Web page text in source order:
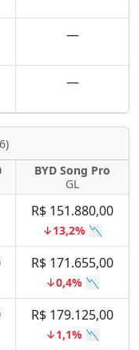
—
—
BYD Song Pro
GL
R$ 151.880,00
↓13,2% 📉
R$ 171.655,00
↓0,4% 📉
R$ 179.125,00
↓1,1% 📉